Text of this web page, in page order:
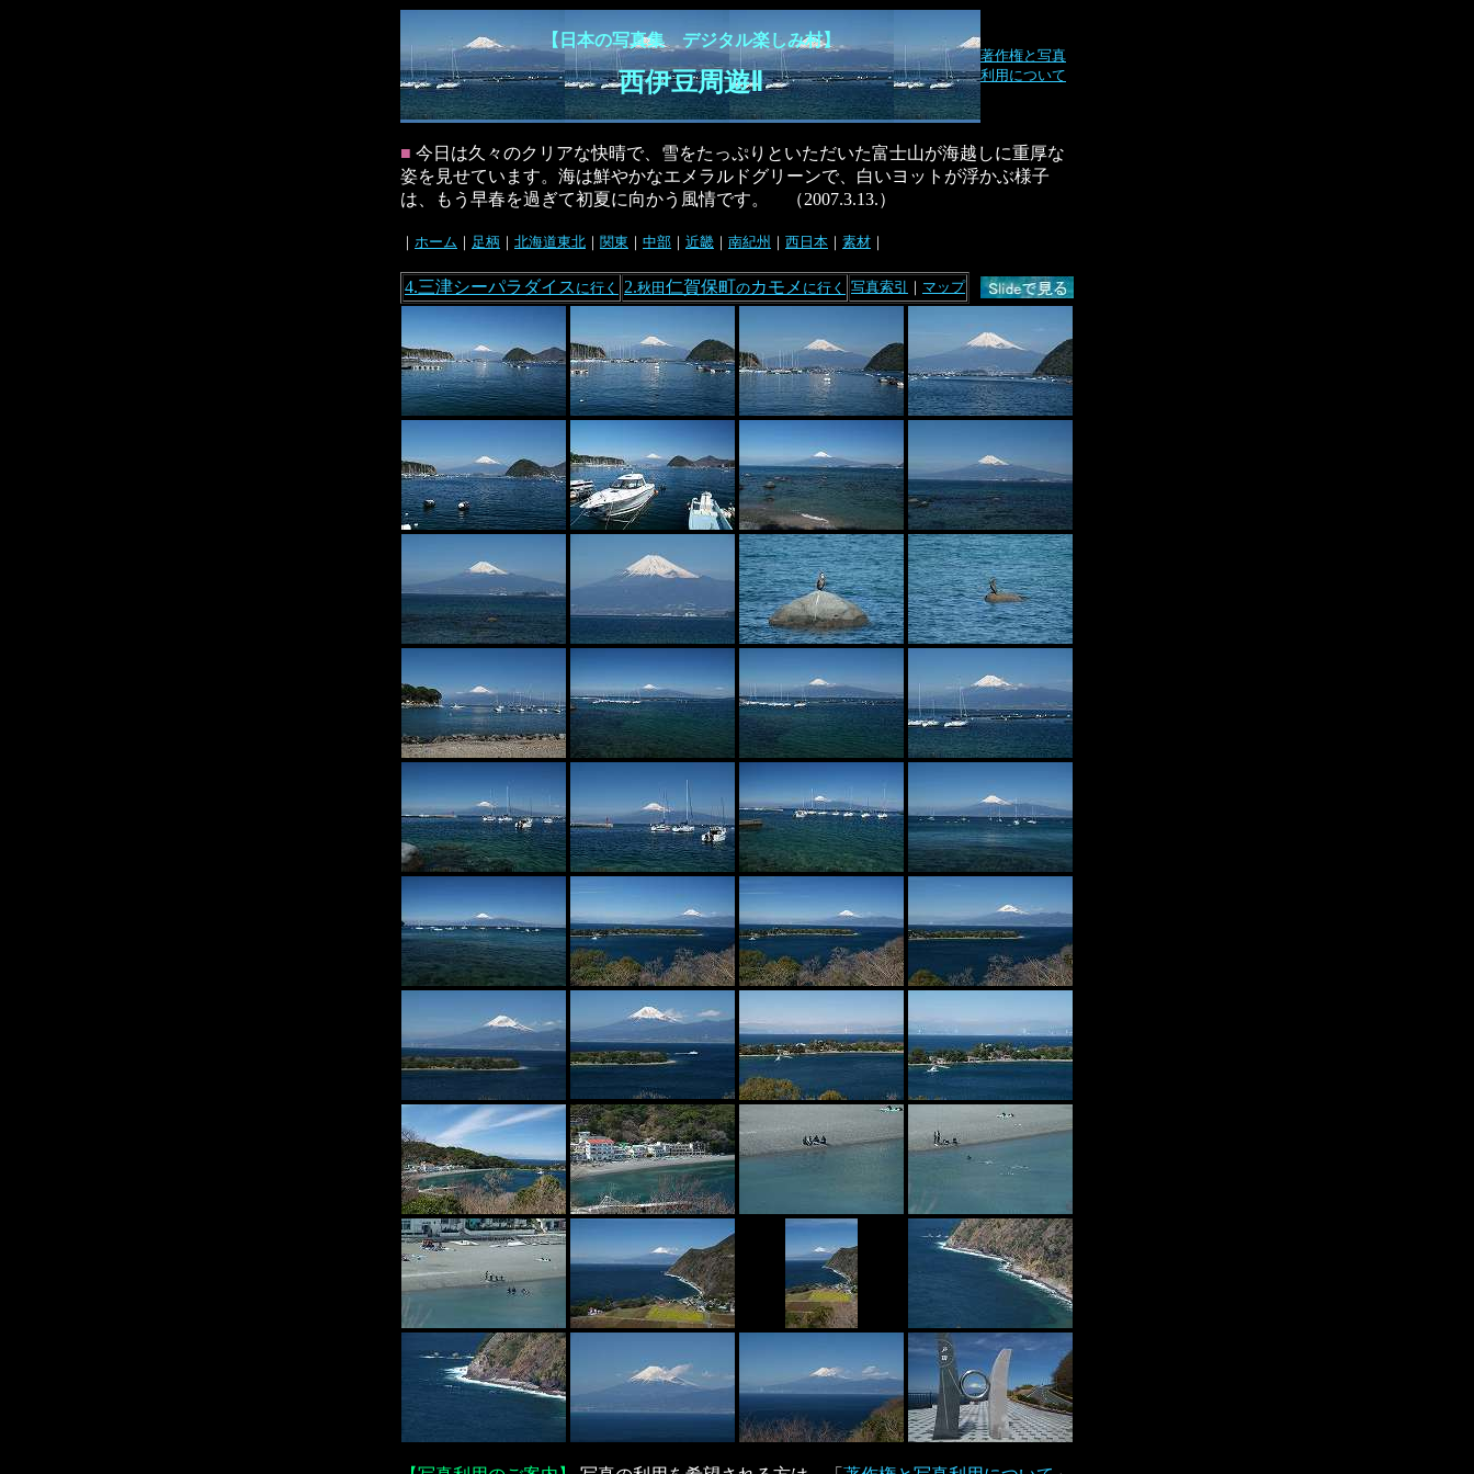
【日本の写真集 デジタル楽しみ村】
西伊豆周遊Ⅱ
著作権と写真
利用について
■ 今日は久々のクリアな快晴で、雪をたっぷりといただいた富士山が海越しに重厚な
姿を見せています。海は鮮やかなエメラルドグリーンで、白いヨットが浮かぶ様子
は、もう早春を過ぎて初夏に向かう風情です。 （2007.3.13.）
｜ ホーム ｜ 足柄 ｜ 北海道東北 ｜ 関東 ｜ 中部 ｜ 近畿 ｜ 南紀州 ｜ 西日本 ｜ 素材 ｜
4.三津シーパラダイス に行く 2.秋田 仁賀保町のカモメ に行く 写真索引 ｜ マップ